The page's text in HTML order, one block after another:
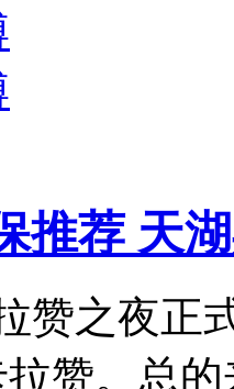
推荐 天
赞之夜正
赞。总